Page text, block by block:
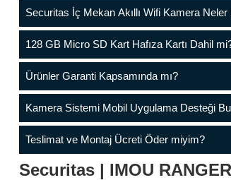
Securitas İç Mekan Akıllı Wifi Kamera Neler
128 GB Micro SD Kart Hafıza Kartı Dahil
Ürünler Garanti Kapsamında mı?
Kamera Sistemi Mobil Uygulama Desteği
Teslimat ve Montaj Ücreti Öder miyim?
Securitas | IMOU